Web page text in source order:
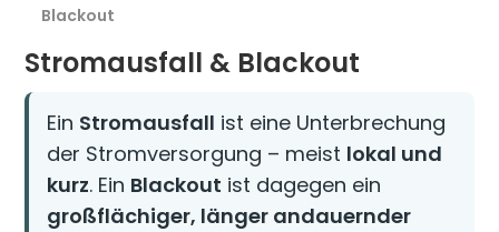
Blackout
Stromausfall & Blackout
Ein Stromausfall ist eine Unterbrechung
der Stromversorgung – meist lokal und
kurz. Ein Blackout ist dagegen ein
großflächiger, länger andauernder